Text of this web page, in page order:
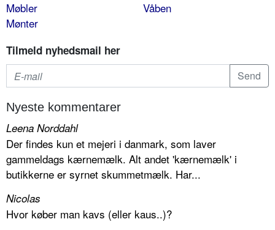
Møbler
Mønter
Våben
Tilmeld nyhedsmail her
Nyeste kommentarer
Leena Norddahl
Der findes kun et mejeri i danmark, som laver
gammeldags kærnemælk. Alt andet 'kærnemælk' i
butikkerne er syrnet skummetmælk. Har...
Nicolas
Hvor køber man kavs (eller kaus..)?